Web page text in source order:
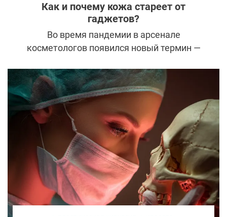
Как и почему кожа стареет от
гаджетов?
Во время пандемии в арсенале
косметологов появился новый термин —
исследования показали, что длительное
использование смартфонов и ноутбуков
негативно сказывается на состоянии кожи.
Рассказываем, почему так происходит и
можно ли что-то с этим сделать.